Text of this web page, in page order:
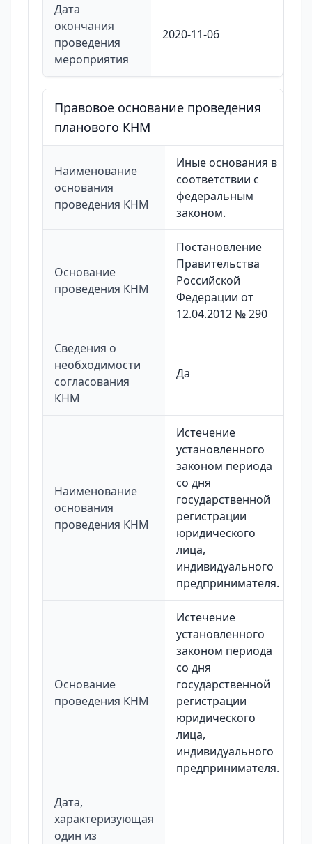
Дата
окончания
проведения
мероприятия
2020-11-06
Правовое основание проведения
планового КНМ
Наименование
основания
проведения КНМ
Иные основания в
соответствии с
федеральным
законом.
Основание
проведения КНМ
Постановление
Правительства
Российской
Федерации от
12.04.2012 № 290
Сведения о
необходимости
согласования
КНМ
Да
Наименование
основания
проведения КНМ
Истечение
установленного
законом периода
со дня
государственной
регистрации
юридического
лица,
индивидуального
предпринимателя.
Основание
проведения КНМ
Истечение
установленного
законом периода
со дня
государственной
регистрации
юридического
лица,
индивидуального
предпринимателя.
Дата,
характеризующая
один из